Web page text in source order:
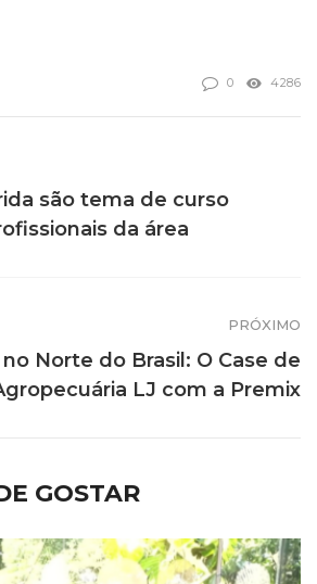
0 4286
são tema de curso
da área
PRÓXIMO
Norte do Brasil: O Case de
LJ com a Premix
GOSTAR